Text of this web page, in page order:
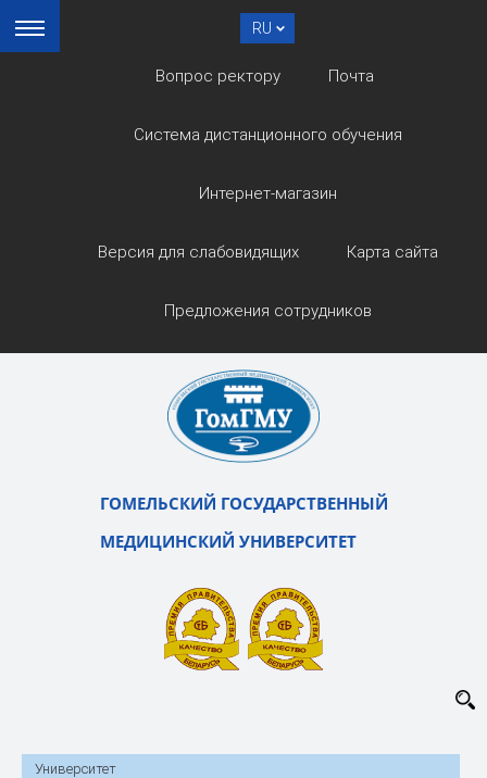
RU
Вопрос ректору Почта
Система дистанционного обучения
Интернет-магазин
Версия для слабовидящих Карта сайта
Предложения сотрудников
ГОМЕЛЬСКИЙ ГОСУДАРСТВЕННЫЙ
МЕДИЦИНСКИЙ УНИВЕРСИТЕТ
Университет